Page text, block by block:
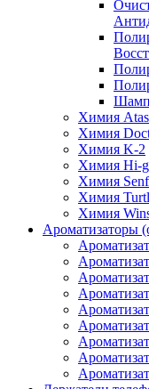
Химия Atas
Химия
Химия K-2
Химия Hi-
Химия
Химия
Химия
Ароматизаторы